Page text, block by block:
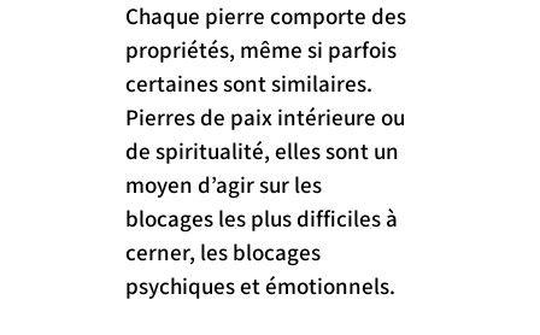
Chaque pierre comporte des
propriétés, même si parfois
certaines sont similaires.
Pierres de paix intérieure ou
de spiritualité, elles sont un
moyen d’agir sur les
blocages les plus difficiles à
cerner, les blocages
psychiques et émotionnels.